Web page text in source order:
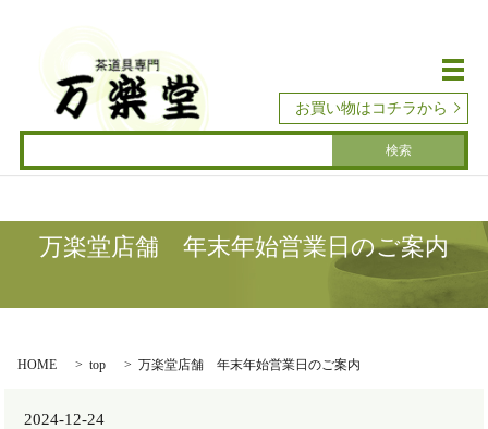
メ
お買い物はコチラから
万楽堂店舗 年末年始営業日のご案内
HOME top 万楽堂店舗 年末年始営業日のご案内
2024-12-24